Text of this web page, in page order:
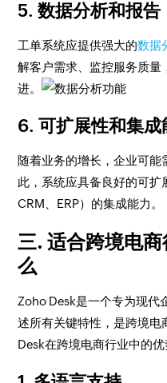
5. 数据分析和报告
工单系统应提供强大的数据
解客户需求、监控服务质量
进。
6. 可扩展性和集成
随着业务的增长，企业可能
此，系统应具备良好的可扩
CRM、ERP）的集成能力。
三. 适合跨境电
么
Zoho Desk是一个专为现代
述所有关键特性，是跨境
Desk在跨境电商行业中的优